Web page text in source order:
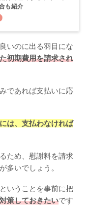
も紹介
いのに出る羽目にな
初期費用を請求され
であれば支払いに応
は、支払わなければ
ため、慰謝料を請求
多いでしょう。
いうことを事前に把
策しておきたいです